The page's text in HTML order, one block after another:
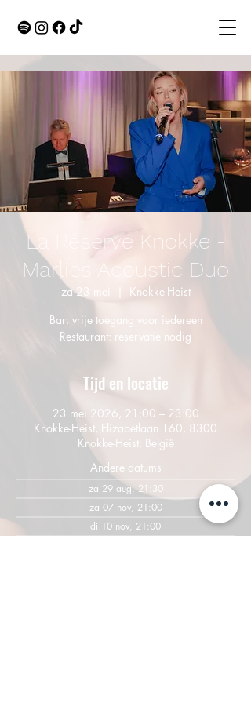
La Réserve Knokke -
Marlies Acoustic Duo
za 23 mei
Knokke-Heist
Bar: vrije toegang voor iedereen
Restaurant: reservatie nodig
Tijd en locatie
23 mei 2026, 21:00 – 23:00
Knokke-Heist, Elizabetlaan 160, 8300
Knokke-Heist, België
Andere datums
za 29 aug, 21:30
za 07 nov, 21:00
di 10 nov, 21:00